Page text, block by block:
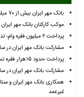
بانک مهر ایران بیش از ۷۰ میلیارد تومان به برنامه‌های مسئولیت اجتماعی اختصاص داد
موکب کارکنان بانک مهر
پرداخت ۲ میلیون فقره وام؛ تداوم پیشتازی بانک مهر ایران در پرداخت وام قرض‌الحسنه
مشارکت بانک مهر ایران در ساخت مدرسه ۱۲ کلاسه
پرداخت حدود ۱۵هزار فقره تسهیلات ازدواج و فرزندآوری توسط بانک مهر ایران
مشارکت بانک مهر ایران در
همکاری بانک مهر ایران و
غیرعمد